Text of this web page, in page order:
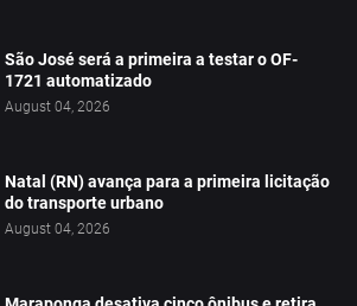
São José será a primeira a testar o OF-
1721 automatizado
August 04, 2026
Natal (RN) avança para a primeira licitação
do transporte urbano
August 04, 2026